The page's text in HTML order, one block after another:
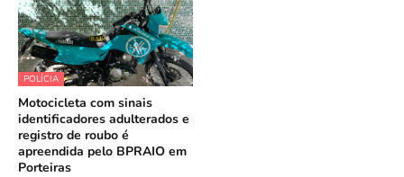
POLÍCIA
Motocicleta com sinais
identificadores adulterados e
registro de roubo é
apreendida pelo BPRAIO em
Porteiras